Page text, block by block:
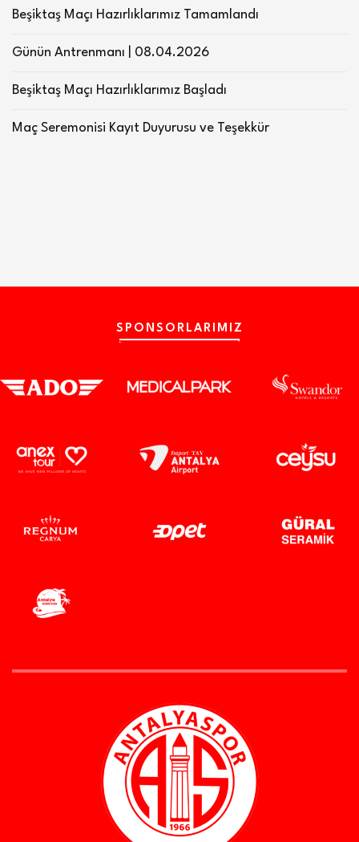
Beşiktaş Maçı Hazırlıklarımız Tamamlandı
Günün Antrenmanı | 08.04.2026
Beşiktaş Maçı Hazırlıklarımız Başladı
Maç Seremonisi Kayıt Duyurusu ve Teşekkür
SPONSORLARIMIZ